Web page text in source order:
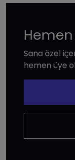
Sana özel
hemen üye